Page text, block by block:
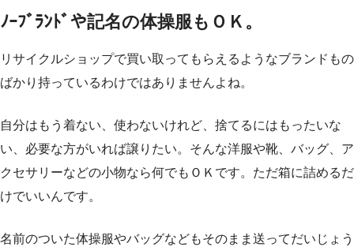
ﾉｰﾌﾞﾗﾝﾄﾞや記名の体操服もＯＫ。
リサイクルショップで買い取ってもらえるようなブランドもの
ばかり持っているわけではありませんよね。
自分はもう着ない、使わないけれど、捨てるにはもったいな
い、必要な方がいれば譲りたい。そんな洋服や靴、バッグ、ア
クセサリーなどの小物なら何でもＯＫです。ただ箱に詰めるだ
けでいいんです。
名前のついた体操服やバッグなどもそのまま送ってだいじょう